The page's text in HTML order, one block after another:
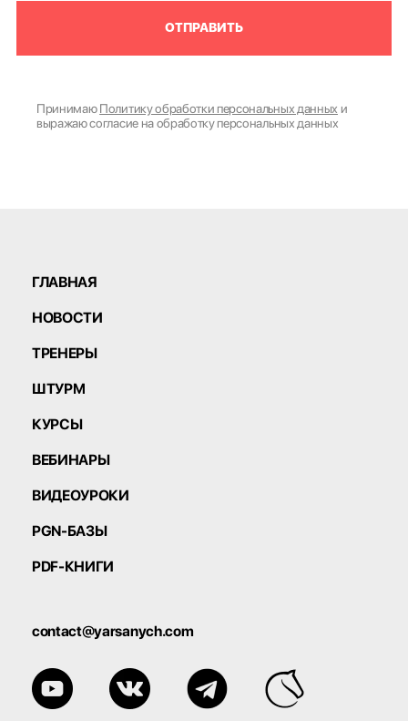
ОТПРАВИТЬ
ПринимаюПолитику обработки персональных данных и
выражаю согласие на обработку персональных данных
ГЛАВНАЯ
НОВОСТИ
ТРЕНЕРЫ
ШТУРМ
КУРСЫ
ВЕБИНАРЫ
ВИДЕОУРОКИ
PGN-БАЗЫ
PDF-КНИГИ
contact@yarsanych.com